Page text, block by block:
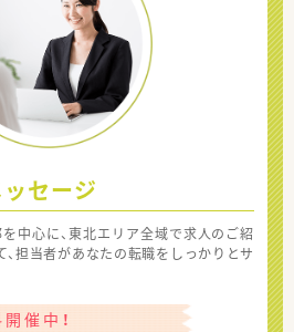
セージ
中心に、東北エリア全域で求人のご紹
担当者があなたの転職をしっかりとサ
催中！